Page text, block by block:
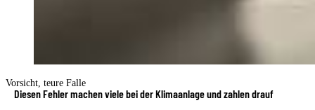
Vorsicht, teure Falle
Diesen Fehler machen viele bei der Klimaanlage und zahlen drauf